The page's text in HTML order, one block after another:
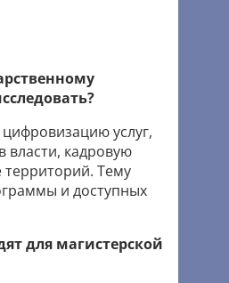
услуг,
власти, кадровую
территорий. Тему
и доступных
для магистерской